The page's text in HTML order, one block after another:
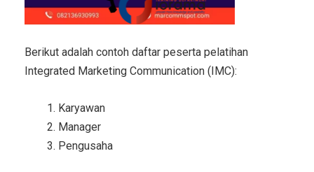
Berikut adalah contoh daftar peserta pelatihan
Integrated Marketing Communication (IMC):
Karyawan
Manager
Pengusaha